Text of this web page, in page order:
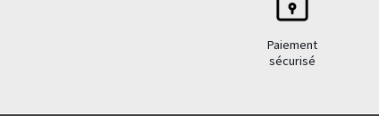
Paiement
sécurisé